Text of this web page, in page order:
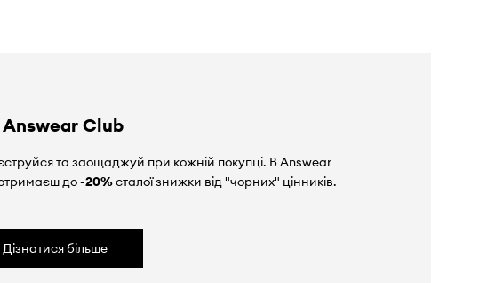
Answear Club
та заощаджуй при кожній покупці. В Answear
до-20%сталої знижки від "чорних" цінників.
Дізнатися більше